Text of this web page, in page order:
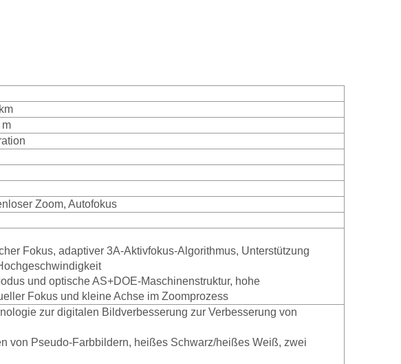
m
Zoom, Autofokus
Fokus, adaptiver 3A-Aktivfokus-Algorithmus, Unterstützung
und optische AS+DOE-Maschinenstruktur, hohe
Fokus und kleine Achse im Zoomprozess
zur digitalen Bildverbesserung zur Verbesserung von
von Pseudo-Farbbildern, heißes Schwarz/heißes Weiß, zwei